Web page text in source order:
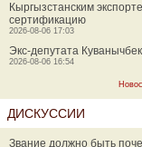
Кыргызстанским
сертификацию
2026-08-06 17:03
Экс-депутата
2026-08-06 16:54
ДИСКУССИИ
Звание должно быть